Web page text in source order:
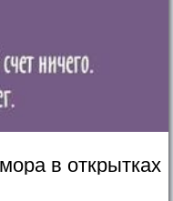
в открытках